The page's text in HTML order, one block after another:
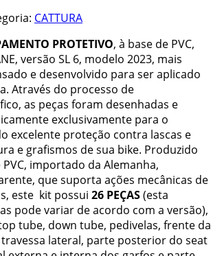
CATTURA
PROTETIVO, à base de PVC,
versão SL 6, modelo 2023, mais
e desenvolvido para ser aplicado
Através do processo de
as peças foram desenhadas e
exclusivamente para o
excelente proteção contra lascas e
e grafismos de sua bike. Produzido
importado da Alemanha,
que suporta ações mecânicas de
este kit possui 26 PEÇAS(esta
pode variar de acordo com a versão),
tube, down tube, pedivelas, frente da
lateral, parte posterior do seat